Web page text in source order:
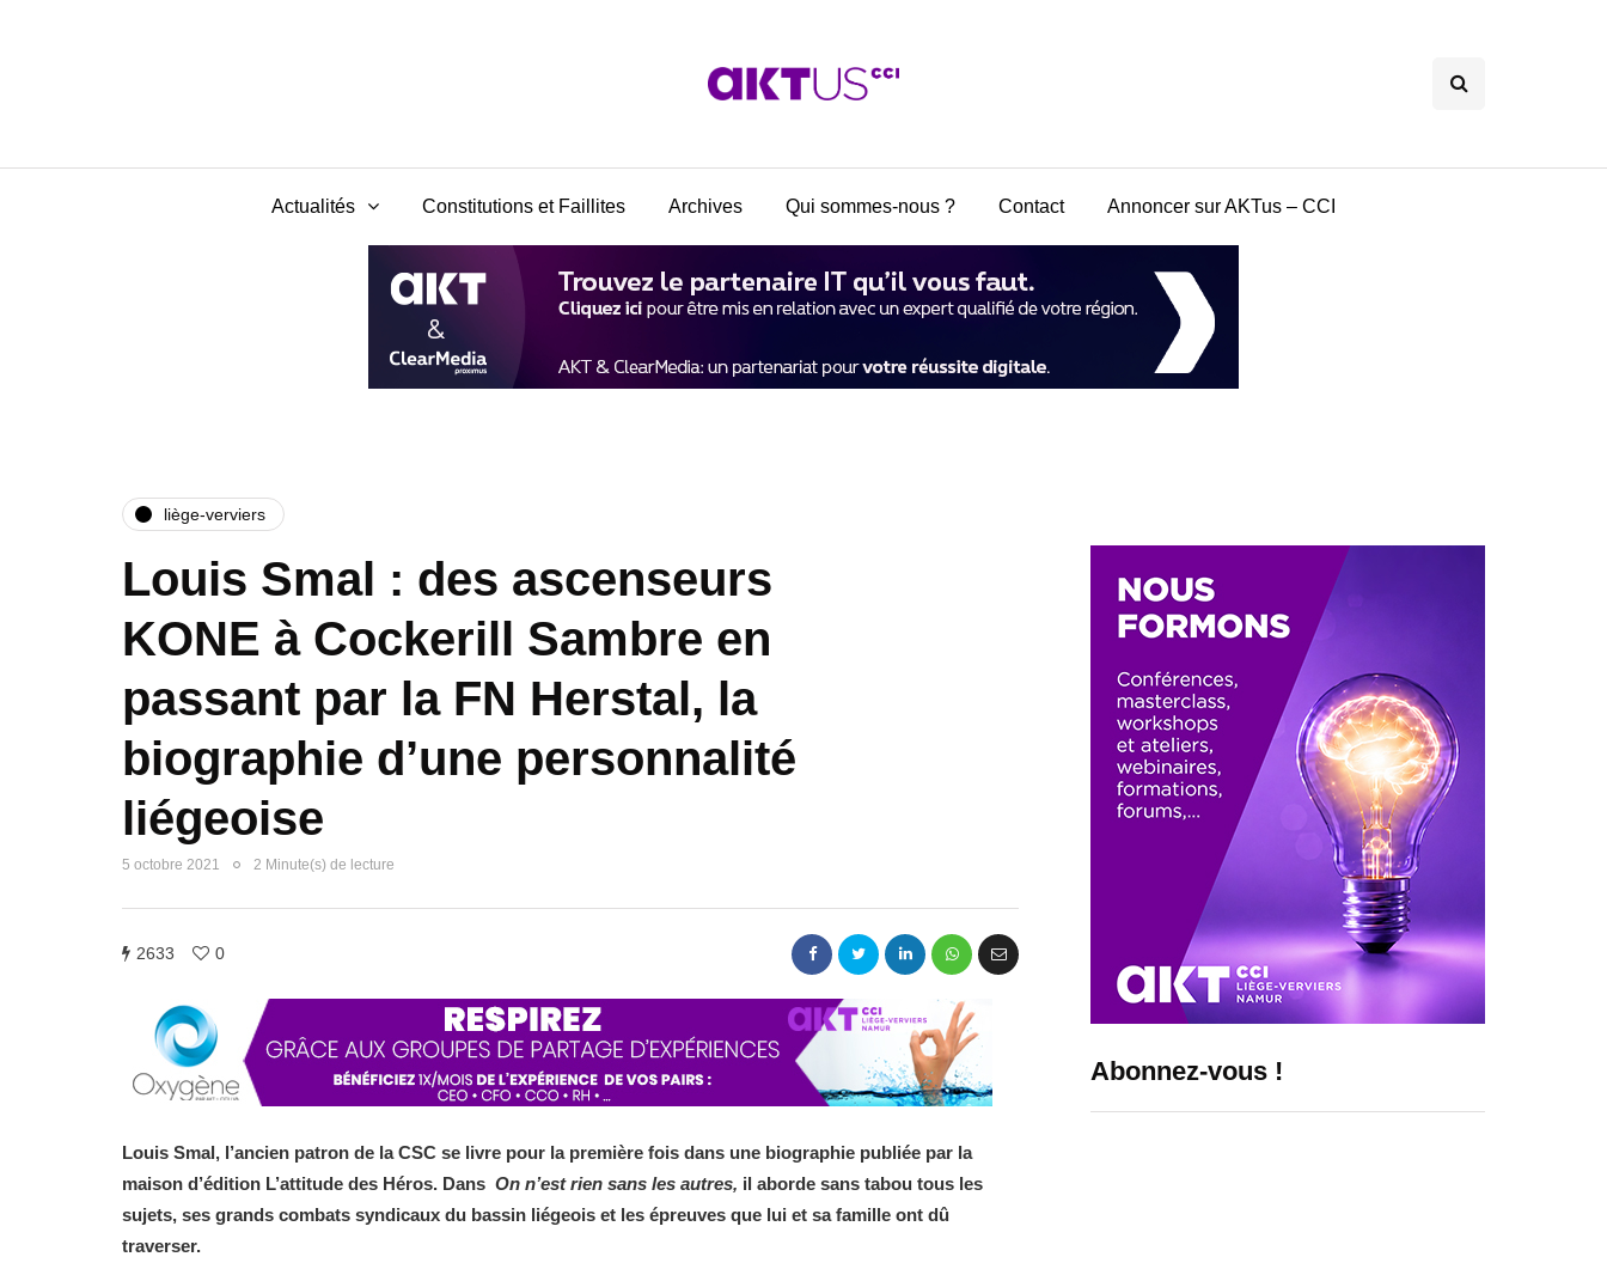
Actualités Constitutions et Faillites Archives Qui sommes-nous ? Contact Annoncer sur AKTus – CCI
liège-verviers
Louis Smal : des ascenseurs
KONE à Cockerill Sambre en
passant par la FN Herstal, la
biographie d’une personnalité
liégeoise
5 octobre 2021 2 Minute(s) de lecture
2633 0
Louis Smal, l’ancien patron de la CSC se livre pour la première fois dans une biographie publiée par la
maison d’édition L’attitude des Héros. Dans On n’est rien sans les autres, il aborde sans tabou tous les
sujets, ses grands combats syndicaux du bassin liégeois et les épreuves que lui et sa famille ont dû
traverser.
Abonnez-vous !